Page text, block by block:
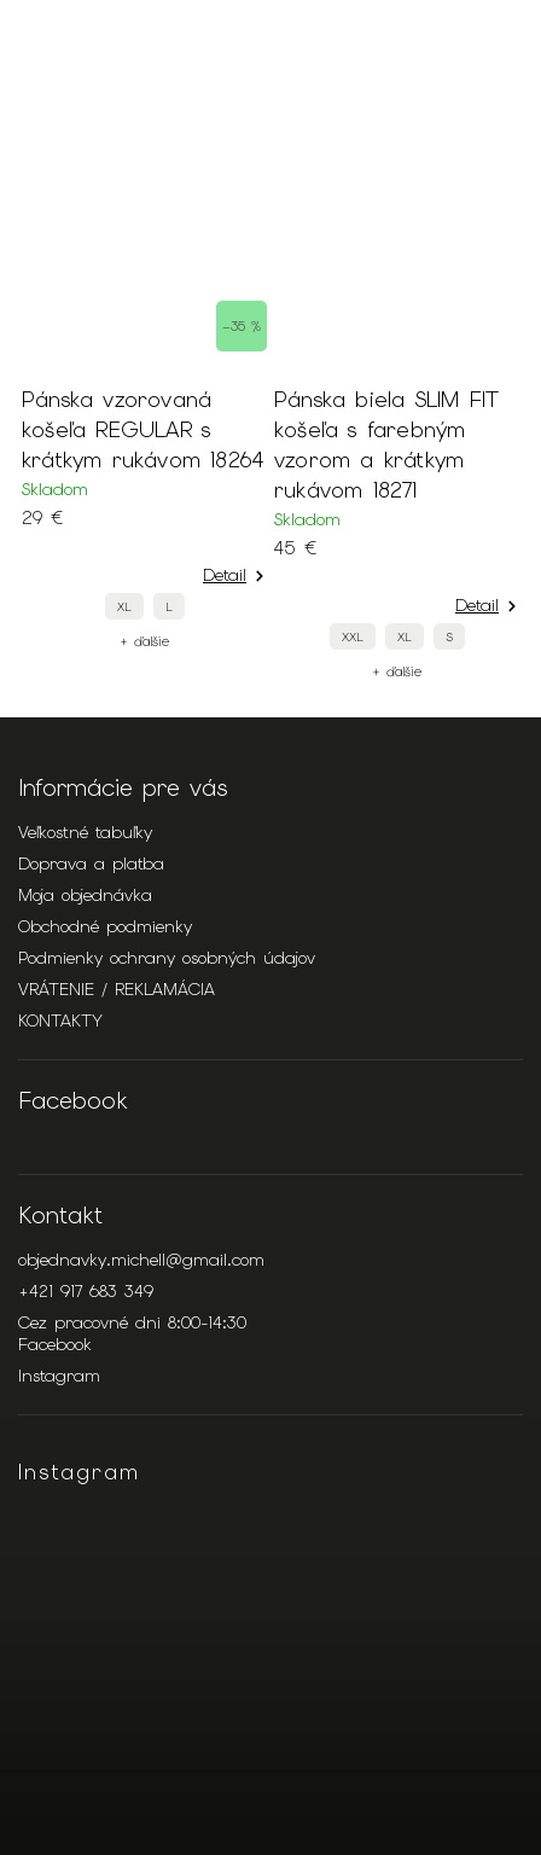
–35 %
Pánska vzorovaná
košeľa REGULAR s
krátkym rukávom 18264
Skladom
29 €
Detail
XL L
+ ďalšie
Pánska biela SLIM FIT
košeľa s farebným
vzorom a krátkym
rukávom 18271
Skladom
45 €
Detail
XXL XL S
+ ďalšie
Informácie pre vás
Veľkostné tabuľky
Doprava a platba
Moja objednávka
Obchodné podmienky
Podmienky ochrany osobných údajov
VRÁTENIE / REKLAMÁCIA
KONTAKTY
Facebook
Kontakt
objednavky.michell@gmail.com
+421 917 683 349
Cez pracovné dni 8:00-14:30
Facebook
Instagram
Instagram